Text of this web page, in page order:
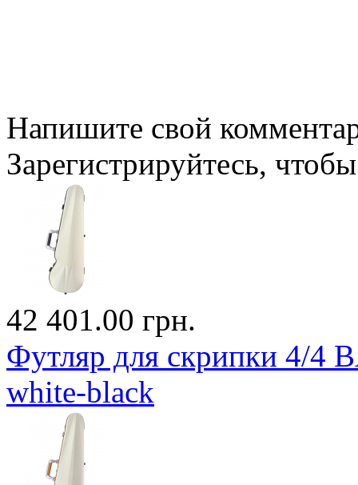
Напишите свой
Зарегистрируйтесь,
42 401.00 грн.
Футляр для скрипки 4/4
white-black